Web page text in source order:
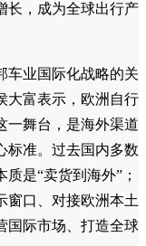
长，成为全球出行产
车业国际化战略的关
大富表示，欧洲自行
一舞台，是海外渠道
标准。过去国内多数
是“卖货到海外”；
窗口、对接欧洲本土
国际市场、打造全球